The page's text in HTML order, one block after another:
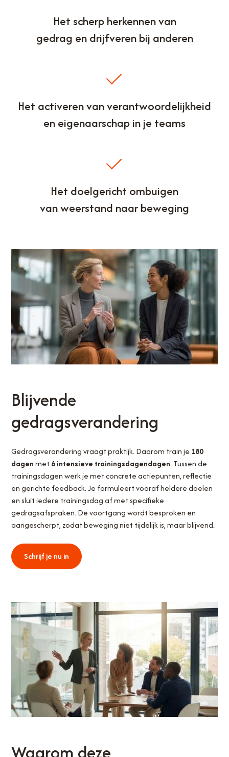
Het scherp herkennen van
gedrag en drijfveren bij anderen
Het activeren van verantwoordelijkheid
en eigenaarschap in je teams
Het doelgericht ombuigen
van weerstand naar beweging
Blijvende
gedragsverandering
Gedragsverandering vraagt praktijk. Daarom train je 180
dagenmet 6 intensieve trainingsdagendagen. Tussen de
trainingsdagen werk je met concrete actiepunten, reflectie
en gerichte feedback. Je formuleert vooraf heldere doelen
en sluit iedere trainingsdag af met specifieke
gedragsafspraken. De voortgang wordt besproken en
aangescherpt, zodat beweging niet tijdelijk is, maar blijvend.
Schrijf je nu in